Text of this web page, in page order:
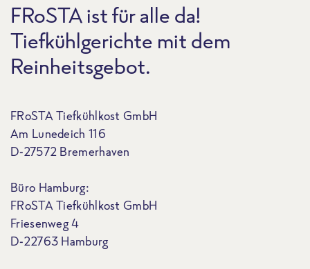
FRoSTA ist für alle da!
Tiefkühlgerichte mit dem
Reinheitsgebot.
FRoSTA Tiefkühlkost GmbH
Am Lunedeich 116
D-27572 Bremerhaven
Büro Hamburg:
FRoSTA Tiefkühlkost GmbH
Friesenweg 4
D-22763 Hamburg